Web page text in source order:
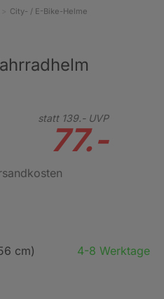
City- / E-Bike-Helme
statt 139.-UVP
77.-
cm) 4-8 Werktage